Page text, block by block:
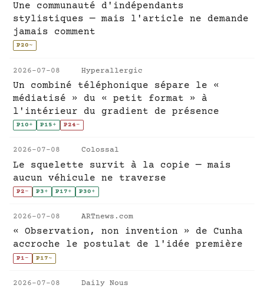
Une communauté d'indépendants
stylistiques — mais l'article ne demande
jamais comment
P20~
2026-07-08 Hyperallergic
Un combiné téléphonique sépare le «
médiatisé » du « petit format » à
l'intérieur du gradient de présence
P10+ P15+ P24-
2026-07-08 Colossal
Le squelette survit à la copie — mais
aucun véhicule ne traverse
P2- P3+ P17+ P30+
2026-07-08 ARTnews.com
« Observation, non invention » de Cunha
accroche le postulat de l'idée première
P1- P17~
2026-07-08 Daily Nous